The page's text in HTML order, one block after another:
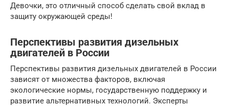
Девочки, это отличный способ сделать свой вклад в
защиту окружающей среды!
Перспективы развития дизельных
двигателей в России
Перспективы развития дизельных двигателей в России
зависят от множества факторов, включая
экологические нормы, государственную поддержку и
развитие альтернативных технологий. Эксперты